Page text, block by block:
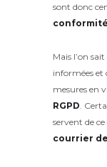
sont donc
conformité
Mais l’on
informées et
mesures en
RGPD.
servent de
courrier